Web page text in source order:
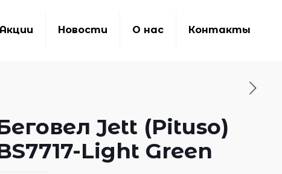
Акции Новости О нас Контакты
Jett (Pituso)
Light Green